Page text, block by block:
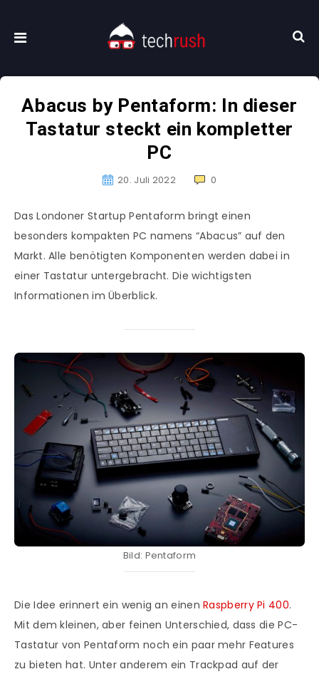
Abacus by Pentaform: In dieser
Tastatur steckt ein kompletter
PC
20. Juli 2022 0
Das Londoner Startup Pentaform bringt einen
besonders kompakten PC namens “Abacus” auf den
Markt. Alle benötigten Komponenten werden dabei in
einer Tastatur untergebracht. Die wichtigsten
Informationen im Überblick.
Bild: Pentaform
Die Idee erinnert ein wenig an einenRaspberry Pi 400.
Mit dem kleinen, aber feinen Unterschied, dass die PC-
Tastatur von Pentaform noch ein paar mehr Features
zu bieten hat. Unter anderem ein Trackpad auf der